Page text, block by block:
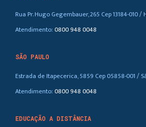
Rua Pr. Hugo Gegembauer, 265 Cep 13184-010 /
Atendimento:0800 948 0048
SÃO PAULO
Estrada de Itapecerica, 5859 Cep 05858-001 /
Atendimento:0800 948 0048
EDUCAÇÃO A DISTÂNCIA